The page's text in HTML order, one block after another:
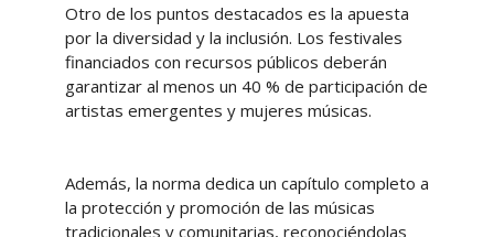
Otro de los puntos destacados es la apuesta
por la diversidad y la inclusión. Los festivales
financiados con recursos públicos deberán
garantizar al menos un 40 % de participación de
artistas emergentes y mujeres músicas.
Además, la norma dedica un capítulo completo a
la protección y promoción de las músicas
tradicionales y comunitarias, reconociéndolas